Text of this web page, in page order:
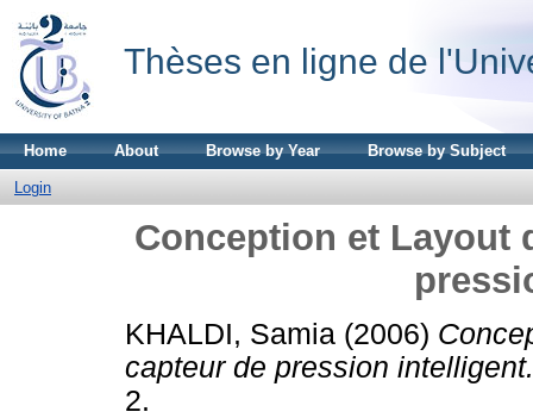
Thèses en ligne de
Home About Browse by Year Browse by Subject
Login
Conception et Layout
KHALDI, Samia (2006)
capteur de pression intelligent.
2.